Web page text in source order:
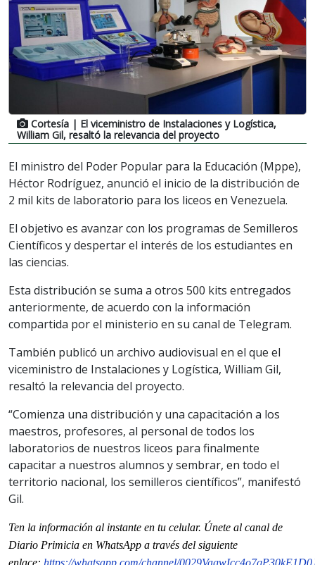
Cortesía | El viceministro de Instalaciones y Logística,
William Gil, resaltó la relevancia del proyecto
El ministro del Poder Popular para la Educación (Mppe),
Héctor Rodríguez, anunció el inicio de la distribución de
2 mil kits de laboratorio para los liceos en Venezuela.
El objetivo es avanzar con los programas de Semilleros
Científicos y despertar el interés de los estudiantes en
las ciencias.
Esta distribución se suma a otros 500 kits entregados
anteriormente, de acuerdo con la información
compartida por el ministerio en su canal de Telegram.
También publicó un archivo audiovisual en el que el
viceministro de Instalaciones y Logística, William Gil,
resaltó la relevancia del proyecto.
“Comienza una distribución y una capacitación a los
maestros, profesores, al personal de todos los
laboratorios de nuestros liceos para finalmente
capacitar a nuestros alumnos y sembrar, en todo el
territorio nacional, los semilleros científicos”, manifestó
Gil.
Ten la información al instante en tu celular. Únete al canal de
Diario Primicia en WhatsApp a través del siguiente
enlace: https://whatsapp.com/channel/